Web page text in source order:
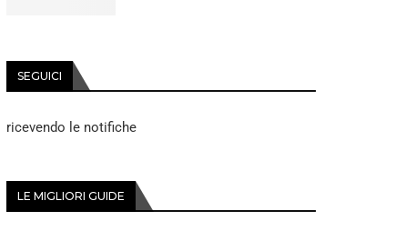
SEGUICI
ricevendo le notifiche
LE MIGLIORI GUIDE